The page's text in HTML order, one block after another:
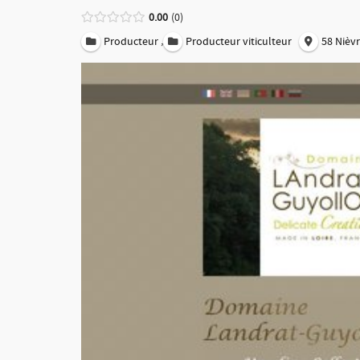
0.00 0
Producteur , Producteur viticulteur 58